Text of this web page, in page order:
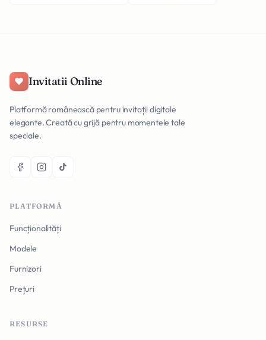
Invitatii Online
Platformă românească pentru invitații digitale
elegante. Creată cu grijă pentru momentele tale
speciale.
PLATFORMĂ
Funcționalități
Modele
Furnizori
Prețuri
RESURSE